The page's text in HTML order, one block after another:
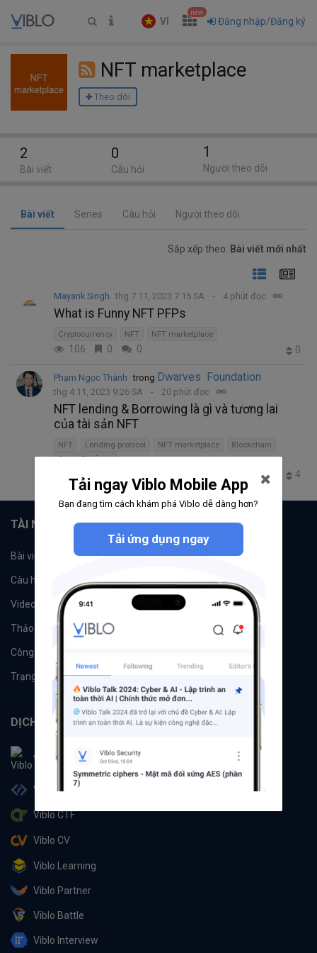
VI
new
Đăng nhập/Đăng ký
NFT marketplace
Theo dõi
Bài viết Series Câu hỏi Người theo dõi
Sắp xếp theo: Bài viết mới nhất
Mayank Singh thg 7 11, 2023 7:15 SA 4 phút đọc
What is Funny NFT PFPs
Cryptocurrency NFT NFT marketplace
106 0 0 0
Phạm Ngọc Thành trong Dwarves Foundation
thg 4 11, 2023 9:26 SA 20 phút đọc
NFT lending & Borrowing là gì và tương lai
của tài sản NFT
NFT Lending protocol NFT marketplace
Blockchain
Cross Platform
4
2
Bài viết
0
Câu hỏi
1
Người theo dõi
TÀI NGUYÊN
Bài viết Tổ chức
Câu hỏi Tags
Videos Tác giả
Thảo luận Đề xuất hệ thống
Công cụ
Trạng thái hệ thống
DỊCH VỤ
Viblo
Viblo Code
Viblo CTF
Viblo CV
Viblo Learning
Viblo Partner
Viblo Battle
Viblo Interview
Tải ngay Viblo Mobile App
Bạn đang tìm cách khám phá Viblo dễ dàng hơn?
Tải ứng dụng ngay